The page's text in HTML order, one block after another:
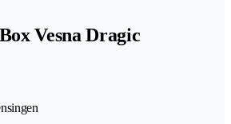
Vesna Dragic